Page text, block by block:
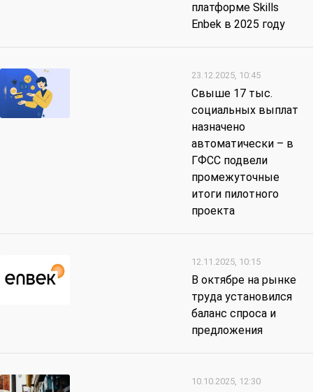
платформе Skills
Enbek в 2025 году
23.12.2025, 10:45
Свыше 17 тыс.
социальных выплат
назначено
автоматически – в
ГФСС подвели
промежуточные
итоги пилотного
проекта
12.11.2025, 10:15
В октябре на рынке
труда установился
баланс спроса и
предложения
10.10.2025, 12:30